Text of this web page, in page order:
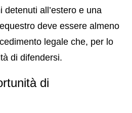
all’estero e una
deve essere almeno
legale che, per lo
di difendersi.
di